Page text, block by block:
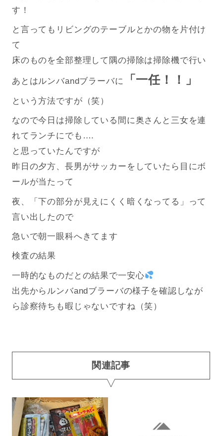
す！
と言ってもリビングのテーブルとかの物を片付け
て
床のものを全部整理して隅の掃除は掃除機で行い
あとはルンバandブラーバに 「一任！！」
という方法ですが（笑）
なので今日は掃除している間に奥さんと三女を連
れてランチにでも….
と思っていたんですが
昨日の夕方、長男がサッカーをしていたら目にボ
ールが当たって
夜、「下の部分が見えにくく暗くなってる」って
言い出したので
急いで朝一眼科へきてます
検査の結果
一時的なものだとの結果で一安心
出先からルンバandブラーバの様子を確認しなが
ら診察待ちも暇じゃないですね（笑）
関連記事